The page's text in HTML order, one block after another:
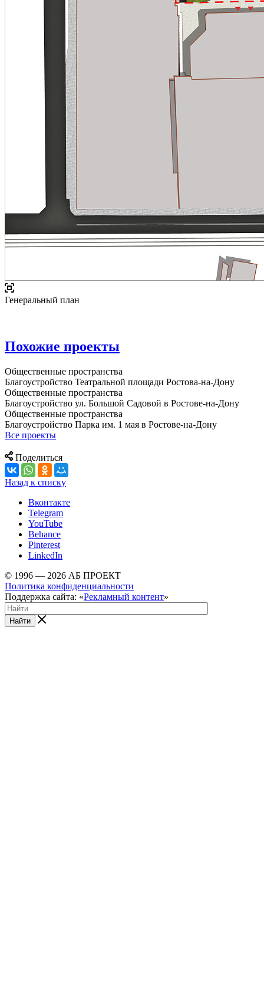
Генеральный план
Похожие проекты
Общественные пространства
Благоустройство Театральной площади Ростова-на-Дону
Общественные пространства
Благоустройство ул. Большой Садовой в Ростове-на-Дону
Общественные пространства
Благоустройство Парка им. 1 мая в Ростове-на-Дону
Все проекты
Поделиться
Назад к списку
Вконтакте
Telegram
YouTube
Behance
Pinterest
LinkedIn
© 1996 — 2026 АБ ПРОЕКТ
Политика конфиденциальности
Поддержка сайта: «Рекламный контент»
Найти